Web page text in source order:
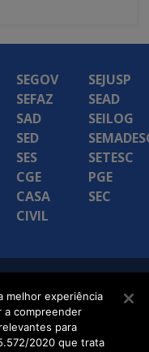
SEGOV
SEFAZ
SAD
SED
SES
CGE
CASA
CIVIL
SEJUSP
SEAD
SEILOG
SETESC
PGE
SEC
melhor experiência
a compreender
para
2020 que trata